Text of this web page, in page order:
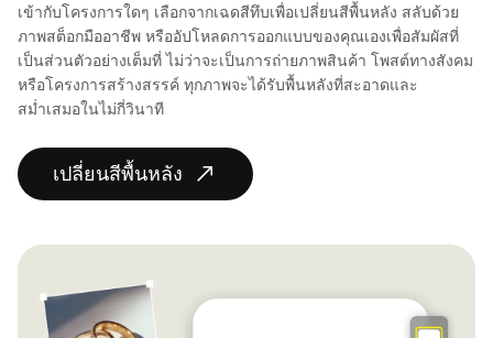
เข้ากับโครงการใดๆ เลือกจากเฉดสีทึบเพื่อเปลี่ยนสีพื้นหลัง สลับด้วย
ภาพสต็อกมืออาชีพ หรืออัปโหลดการออกแบบของคุณเองเพื่อสัมผัสที่
เป็นส่วนตัวอย่างเต็มที่ ไม่ว่าจะเป็นการถ่ายภาพสินค้า โพสต์ทางสังคม
หรือโครงการสร้างสรรค์ ทุกภาพจะได้รับพื้นหลังที่สะอาดและ
สม่ำเสมอในไม่กี่วินาที
เปลี่ยนสีพื้นหลัง